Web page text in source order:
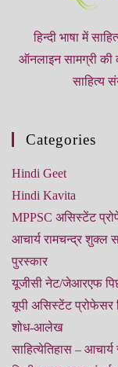
हिन्‍दी भाषा में
ऑनलाइन सामग्री की
साहित्‍य
Categories
Hindi Geet
Hindi Kavita
MPPSC असिस्टेंट
आचार्य रामचन्‍द्र शुक्‍ल
पुरस्कार
यूजीसी नेट/जेआरएफ
यूपी असिस्‍टेंट प्रोफेसर
शोध-आलेख
साहित्‍येतिहास –